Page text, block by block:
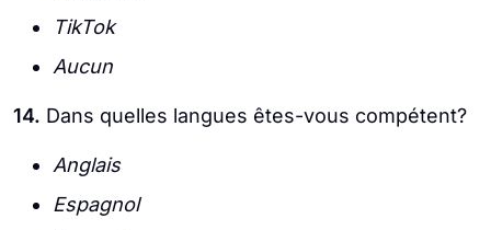
TikTok
Aucun
14. Dans quelles langues êtes-vous compétent?
Anglais
Espagnol